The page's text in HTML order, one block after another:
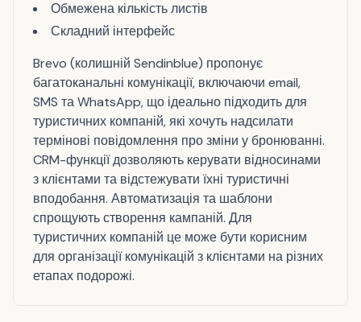
Обмежена кількість листів
Складний інтерфейс
Brevo (колишній Sendinblue) пропонує
багатоканальні комунікації, включаючи email,
SMS та WhatsApp, що ідеально підходить для
туристичних компаній, які хочуть надсилати
термінові повідомлення про зміни у бронюванні.
CRM-функції дозволяють керувати відносинами
з клієнтами та відстежувати їхні туристичні
вподобання. Автоматизація та шаблони
спрощують створення кампаній. Для
туристичних компаній це може бути корисним
для організації комунікацій з клієнтами на різних
етапах подорожі.